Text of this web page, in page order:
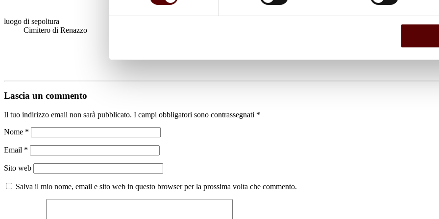
luogo di sepoltura
Cimitero di Renazzo
Lascia un commento
Il tuo indirizzo email non sarà pubblicato. I campi obbligatori sono contrassegnati *
Nome *
Email *
Sito web
Salva il mio nome, email e sito web in questo browser per la prossima volta che commento.